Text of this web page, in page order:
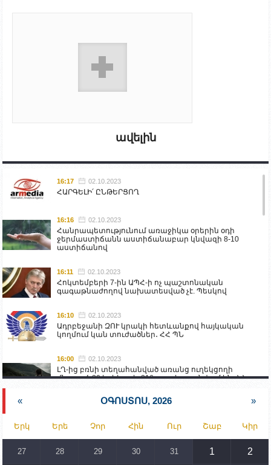
ավելին
16:17 02.10.2023
ՀԱՐԳԵԼԻ՛ ԸՆԹԵՐՑՈՂ
16:16 02.10.2023
Հանրապետությունում առաջիկա օրերին օդի
ջերմաստիճանն աստիճանաբար կնվազի 8-10
աստիճանով
16:11 02.10.2023
Հոկտեմբերի 7-ին ԱՊՀ-ի ոչ պաշտոնական
գագաթնաժողով նախատեսված չէ. Պեսկով
16:10 02.10.2023
Ադրբեջանի ԶՈՒ կրակի հետևանքով հայկական
կողմում կան տուժածներ․ ՀՀ ՊՆ
16:00 02.10.2023
ԼՂ-ից բռնի տեղահանված առանց ուղեկցողի
մնացած 20 երեխա և 216 տարեց գտնվում են ՀՀ
Իրանը կողմ է տարածաշրջանի համար շահավետ
տրանսպորտային հաղորդակցությունների
զարգացմանը, սակայն ոչ՝ միջազգային
սահմանների փոփոխությանը
« ՕԳՈՍՏՈՍ, 2026 »
Երկ Երե Չոր Հին Ուր Շաբ Կիր
27 28 29 30 31 1 2